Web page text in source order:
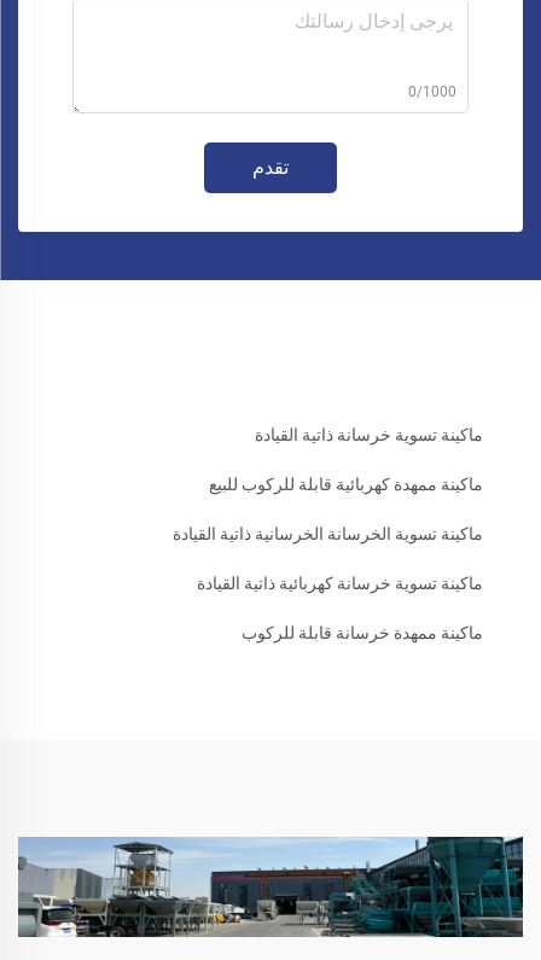
0/1000
تقدم
ماكينة تسوية خرسانة ذاتية القيادة
ماكينة ممهدة كهربائية قابلة للركوب للبيع
ماكينة تسوية الخرسانة الخرسانية ذاتية القيادة
ماكينة تسوية خرسانة كهربائية ذاتية القيادة
ماكينة ممهدة خرسانة قابلة للركوب